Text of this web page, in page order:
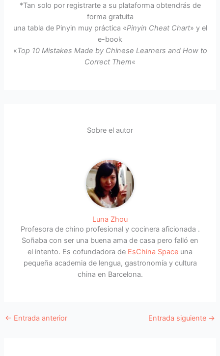
*Tan solo por registrarte a su plataforma obtendrás de
forma gratuita
una tabla de Pinyin muy práctica «Pinyin Cheat Chart» y el
e-book
«Top 10 Mistakes Made by Chinese Learners and How to
Correct Them«
Sobre el autor
Luna Zhou
Profesora de chino profesional y cocinera aficionada .
Soñaba con ser una buena ama de casa pero falló en
el intento. Es cofundadora de EsChina Space una
pequeña academia de lengua, gastronomía y cultura
china en Barcelona.
← Entrada anterior Entrada siguiente →